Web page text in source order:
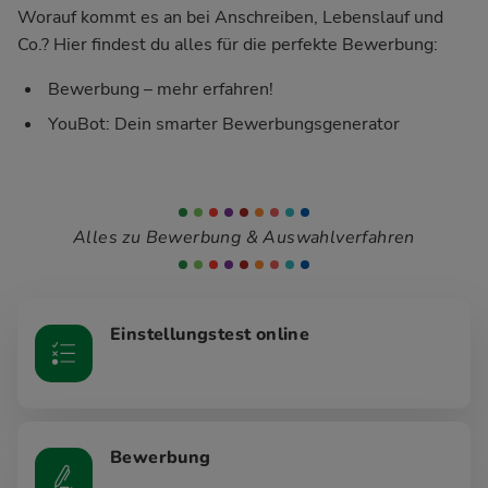
Worauf kommt es an bei Anschreiben, Lebenslauf und
Co.? Hier findest du alles für die perfekte Bewerbung:
Bewerbung – mehr erfahren!
YouBot: Dein smarter Bewerbungsgenerator
Alles zu Bewerbung & Auswahlverfahren
Einstellungstest online
Bewerbung